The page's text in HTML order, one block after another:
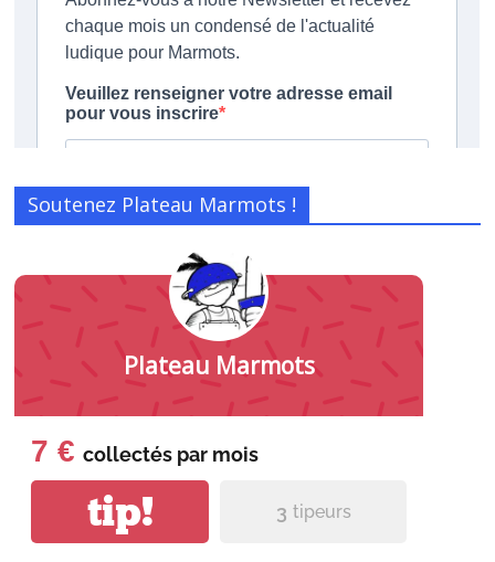
Soutenez Plateau Marmots !
Plateau Marmots
7 € collectés par mois
tip! 3 tipeurs